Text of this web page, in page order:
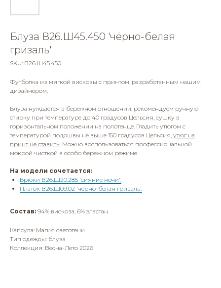
Блуза В26.Ш45.450 'чёрно-белая
гризаль'
SKU: В26.Ш45.450
Футболка из мягкой вискозы с принтом, разработанным нашим
дизайнером.
Блуза нуждается в бережном отношении, рекомендуем ручную
стирку при температуре до 40 градусов Цельсия, сушку в
горизонтальном положении на полотенце. Гладить утюгом с
температурой подошвы не выше 150 градусов Цельсия, утюг на
принт не ставить! Можно воспользоваться профессиональной
мокрой чисткой в особо бережном режиме.
На модели сочетается:
Брюки В26.Ш20.285 'сияние ночи';
Платок В26.Ш09.02 'чёрно-белая гризаль'.
Состав: 94% вискоза, 6% эластан.
Капсула: Магия светотени
Тип одежды: блуза
Коллекция: Весна-Лето 2026